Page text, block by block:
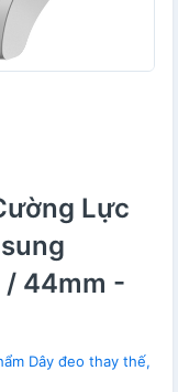
Lực
/ 44mm -
Dây đeo thay thế,